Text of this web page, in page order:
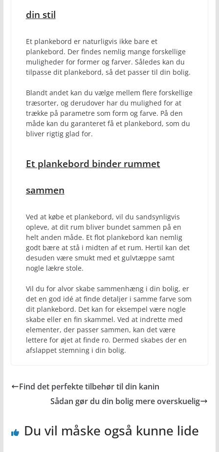
din stil
Et plankebord er naturligvis ikke bare et
plankebord. Der findes nemlig mange forskellige
muligheder for former og farver. Således kan du
tilpasse dit plankebord, så det passer til din bolig.
Blandt andet kan du vælge mellem flere forskellige
træsorter, og derudover har du mulighed for at
trække på parametre som form og farve. På den
måde kan du garanteret få et plankebord, som du
bliver rigtig glad for.
Et plankebord binder rummet
sammen
Ved at købe et plankebord, vil du sandsynligvis
opleve, at dit rum bliver bundet sammen på en
helt anden måde. Et flot plankebord kan nemlig
godt bære at stå i midten af et rum. Hertil kan det
desuden være smukt med et gulvtæppe samt
nogle lækre stole.
Vil du for alvor skabe sammenhæng i din bolig, er
det en god idé at finde detaljer i samme farve som
dit plankebord. Det kan for eksempel være nogle
skabe eller en fin skammel. Ved at indrette med
elementer, der passer sammen, kan det være
lettere for øjet at finde ro. Dermed skabes der en
afslappet stemning i din bolig.
Find det perfekte tilbehør til din kanin
Sådan gør du din bolig mere overskuelig
Du vil måske også kunne lide